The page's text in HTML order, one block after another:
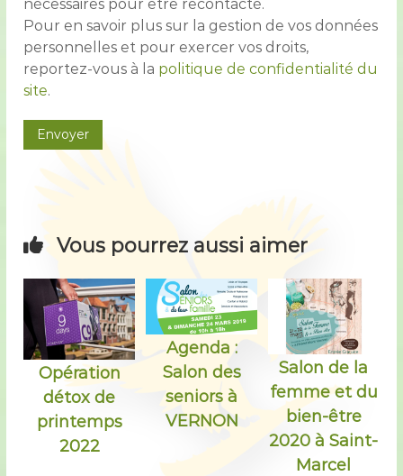
nécessaires pour être recontacté.
Pour en savoir plus sur la gestion de vos données
personnelles et pour exercer vos droits,
reportez-vous à la politique de confidentialité du
site.
Vous pourrez aussi aimer
Opération
détox de
printemps
2022
Agenda :
Salon des
seniors à
VERNON
Salon de la
femme et du
bien-être
2020 à Saint-
Marcel